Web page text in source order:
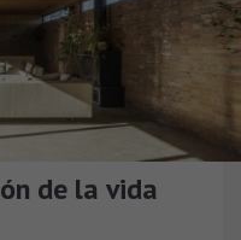
de la vida